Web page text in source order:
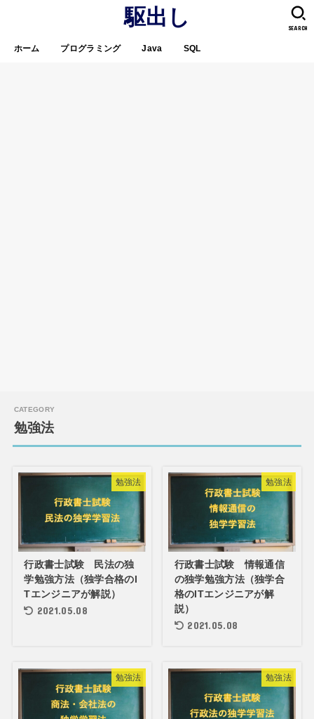
駆出し
ホーム プログラミング Java SQL
SEARCH
勉強法
勉強法
行政書士試験 民法の独
学勉強方法（独学合格のI
Tエンジニアが解説）
2021.05.08
勉強法
行政書士試験 情報通信
の独学勉強方法（独学合
格のITエンジニアが解
説）
2021.05.08
勉強法 勉強法